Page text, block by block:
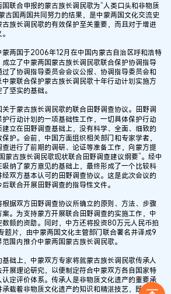
联合申报的蒙古族长调民歌为“人类口头和非物质
古国两国共同努力的结果，是中蒙两国文化交流史
古族长调民歌的有效保护至关重要，而且对于增进
两国于2006年12月在中国内蒙古自治区呼和浩特
立了中蒙两国蒙古族长调民歌联合保护协调指导
了协调指导委员会会议公报、协调指导委员会和
蒙联合保护蒙古族长调民歌十年行动计划实施方
坚实的基础。
蒙古族长调民歌的联合田野调查协议。田野调
行动计划的一项基础性工作，一切具体保护行动
立在田野调查基础上，没有科学、全面、细致的
护。会前，中国方面组织相关部门和专家学者，
进行了前期的调研、论证等准备工作，向蒙方提
蒙古族长调民歌现状联合田野调查建议纲要”。经中
纳了蒙方意见的基础上，最终形成了一个比较科
双方基本认可的田野调查协议。这是此次会议的
联合开展田野调查的指导性文件。
双方田野调查协议所确立的原则、方法、步骤
。为支持蒙方开展联合田野调查的实施工作，中
额的资助。同时，中方还将投资80万元人民币拍
题片，由中蒙两国文化主管部门联合署名并译成9
围内推介中蒙两国蒙古族长调民歌。
上，中蒙双方专家将就蒙古族长调民歌传承人
展理论研究，以便制定符合中蒙双方各自国家特
定评价体系。传承人是非物质文化遗产的重要承
载着非物质文化遗产的知识和精湛技艺，既是非